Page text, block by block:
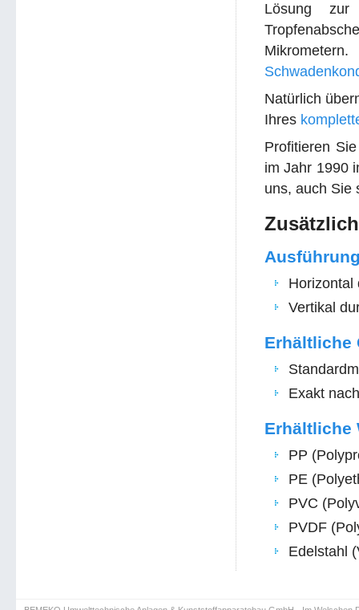
Lösung
Mikrometern.
Natürlich
Ihres
Profitieren
im Jahr 1990
uns, auch Sie
Horizontal
Vertikal
Erhältliche
Exakt
Erhältliche
PP
PE
PVC
PVDF
Edelstahl